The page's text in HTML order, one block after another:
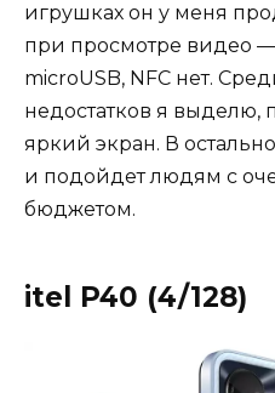
игрушках он у меня
при просмотре видео —
microUSB, NFC нет.
недостатков я выделю,
яркий экран. В
и подойдет людям с
бюджетом.
itel P40 (4/128)